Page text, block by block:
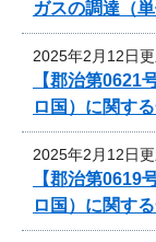
ガスの調達（
2025年2月12日
【郡治第
ロ国）に関す
2025年2月12日
【郡治第
ロ国）に関す